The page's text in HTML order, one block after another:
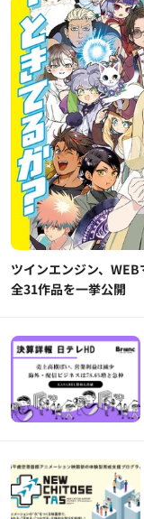
ツインエンジン、WEB
全31作品を一挙公開